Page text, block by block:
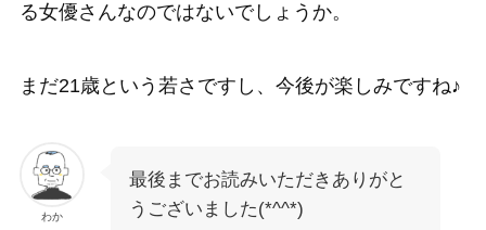
る女優さんなのではないでしょうか。
まだ21歳という若さですし、今後が楽しみですね♪
わか
最後までお読みいただきありがと
うございました(*^^*)